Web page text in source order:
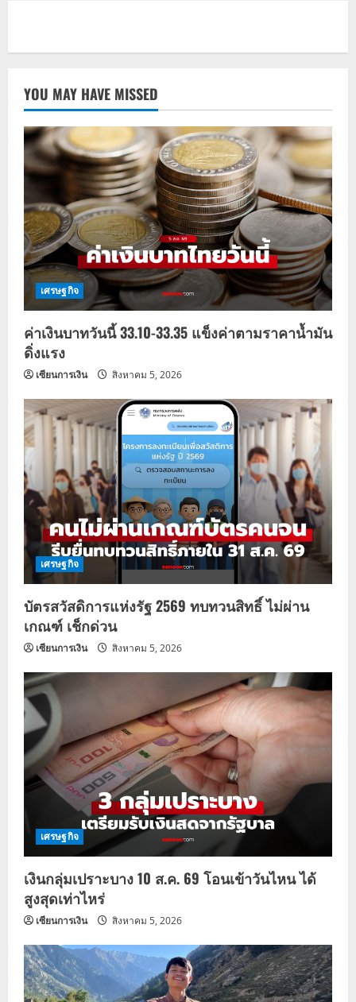
YOU MAY HAVE MISSED
เศรษฐกิจ
ค่าเงินบาทวันนี้ 33.10-33.35 แข็งค่าตามราคาน้ำมัน
ดิ่งแรง
เซียนการเงิน สิงหาคม 5, 2026
เศรษฐกิจ
บัตรสวัสดิการแห่งรัฐ 2569 ทบทวนสิทธิ์ ไม่ผ่าน
เกณฑ์ เช็กด่วน
เซียนการเงิน สิงหาคม 5, 2026
เศรษฐกิจ
เงินกลุ่มเปราะบาง 10 ส.ค. 69 โอนเข้าวันไหน ได้
สูงสุดเท่าไหร่
เซียนการเงิน สิงหาคม 5, 2026